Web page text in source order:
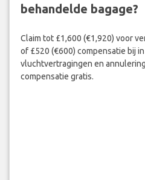
behandelde bagage?
Claim tot £1,600 (€1,920) voor
of £520 (€600) compensatie bij
vluchtvertragingen en
compensatie gratis.